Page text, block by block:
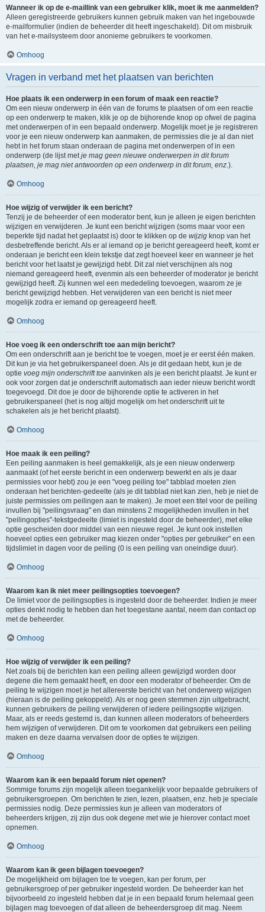
Wanneer ik op de e-maillink van een gebruiker klik, moet ik me aanmelden?
Alleen geregistreerde gebruikers kunnen gebruik maken van het ingebouwde
e-mailformulier (indien de beheerder dit heeft ingeschakeld). Dit om misbruik
van het e-mailsysteem door anonieme gebruikers te voorkomen.
Omhoog
Vragen in verband met het plaatsen van berichten
Hoe plaats ik een onderwerp in een forum of maak een reactie?
Om een nieuw onderwerp in één van de forums te plaatsen of om een reactie
op een onderwerp te maken, klik je op de bijhorende knop op ofwel de pagina
met onderwerpen of in een bepaald onderwerp. Mogelijk moet je je registreren
voor je een nieuw onderwerp kan aanmaken, de permissies die je al dan niet
hebt in het forum staan onderaan de pagina met onderwerpen of in een
onderwerp (de lijst metje mag geen nieuwe onderwerpen in dit forum
plaatsen, je mag niet antwoorden op een onderwerp in dit forum, enz.).
Omhoog
Hoe wijzig of verwijder ik een bericht?
Tenzij je de beheerder of een moderator bent, kun je alleen je eigen berichten
wijzigen en verwijderen. Je kunt een bericht wijzigen (soms maar voor een
beperkte tijd nadat het geplaatst is) door te klikken op de wijzig knop van het
desbetreffende bericht. Als er al iemand op je bericht gereageerd heeft, komt er
onderaan je bericht een klein tekstje dat zegt hoeveel keer en wanneer je het
bericht voor het laatst je gewijzigd hebt. Dit zal niet verschijnen als nog
niemand gereageerd heeft, evenmin als een beheerder of moderator je bericht
gewijzigd heeft. Zij kunnen wel een mededeling toevoegen, waarom ze je
bericht gewijzigd hebben. Het verwijderen van een bericht is niet meer
mogelijk zodra er iemand op gereageerd heeft.
Omhoog
Hoe voeg ik een onderschrift toe aan mijn bericht?
Om een onderschrift aan je bericht toe te voegen, moet je er eerst één maken.
Dit kun je via het gebruikerspaneel doen. Als je dit gedaan hebt, kun je de
optie voeg mijn onderschrift toe aanvinken als je een bericht plaatst. Je kunt er
ook voor zorgen dat je onderschrift automatisch aan ieder nieuw bericht wordt
toegevoegd. Dit doe je door de bijhorende optie te activeren in het
gebruikerspaneel (het is nog altijd mogelijk om het onderschrift uit te
schakelen als je het bericht plaatst).
Omhoog
Hoe maak ik een peiling?
Een peiling aanmaken is heel gemakkelijk, als je een nieuw onderwerp
aanmaakt (of het eerste bericht in een onderwerp bewerkt en als je daar
permissies voor hebt) zou je een "voeg peiling toe" tabblad moeten zien
onderaan het berichten-gedeelte (als je dit tabblad niet kan zien, heb je niet de
juiste permissies om peilingen aan te maken). Je moet een titel voor de peiling
invullen bij "peilingsvraag" en dan minstens 2 mogelijkheden invullen in het
"peilingopties"-tekstgedeelte (limiet is ingesteld door de beheerder), met elke
optie gescheiden door middel van een nieuwe regel. Je kunt ook instellen
hoeveel opties een gebruiker mag kiezen onder "opties per gebruiker" en een
tijdslimiet in dagen voor de peiling (0 is een peiling van oneindige duur).
Omhoog
Waarom kan ik niet meer peilingsopties toevoegen?
De limiet voor de peilingsopties is ingesteld door de beheerder. Indien je meer
opties denkt nodig te hebben dan het toegestane aantal, neem dan contact op
met de beheerder.
Omhoog
Hoe wijzig of verwijder ik een peiling?
Net zoals bij de berichten kan een peiling alleen gewijzigd worden door
degene die hem gemaakt heeft, en door een moderator of beheerder. Om de
peiling te wijzigen moet je het allereerste bericht van het onderwerp wijzigen
(hieraan is de peiling gekoppeld). Als er nog geen stemmen zijn uitgebracht,
kunnen gebruikers de peiling verwijderen of iedere peilingsoptie wijzigen.
Maar, als er reeds gestemd is, dan kunnen alleen moderators of beheerders
hem wijzigen of verwijderen. Dit om te voorkomen dat gebruikers een peiling
maken en deze daarna vervalsen door de opties te wijzigen.
Omhoog
Waarom kan ik een bepaald forum niet openen?
Sommige forums zijn mogelijk alleen toegankelijk voor bepaalde gebruikers of
gebruikersgroepen. Om berichten te zien, lezen, plaatsen, enz. heb je speciale
permissies nodig. Deze permissies kun je alleen van moderators of
beheerders krijgen, zij zijn dus ook degene met wie je hierover contact moet
opnemen.
Omhoog
Waarom kan ik geen bijlagen toevoegen?
De mogelijkheid om bijlagen toe te voegen, kan per forum, per
gebruikersgroep of per gebruiker ingesteld worden. De beheerder kan het
bijvoorbeeld zo ingesteld hebben dat je in een bepaald forum helemaal geen
bijlagen mag toevoegen of dat alleen de beheerdersgroep dit mag. Neem